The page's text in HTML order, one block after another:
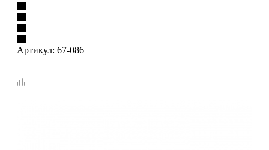
Артикул: 67-086